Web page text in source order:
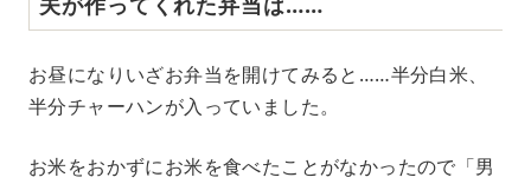
お昼になりいざお弁当を開けてみると……半分白米、
半分チャーハンが入っていました。
お米をおかずにお米を食べたことがなかったので「男